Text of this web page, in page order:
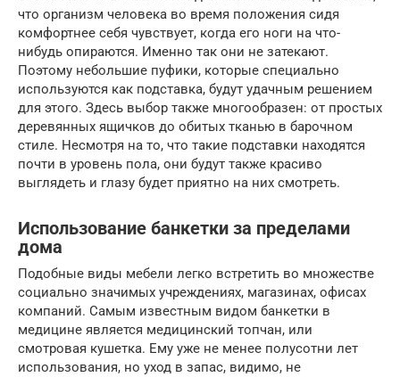
что организм человека во время положения сидя
комфортнее себя чувствует, когда его ноги на что-
нибудь опираются. Именно так они не затекают.
Поэтому небольшие пуфики, которые специально
используются как подставка, будут удачным решением
для этого. Здесь выбор также многообразен: от простых
деревянных ящичков до обитых тканью в барочном
стиле. Несмотря на то, что такие подставки находятся
почти в уровень пола, они будут также красиво
выглядеть и глазу будет приятно на них смотреть.
Использование банкетки за пределами
дома
Подобные виды мебели легко встретить во множестве
социально значимых учреждениях, магазинах, офисах
компаний. Самым известным видом банкетки в
медицине является медицинский топчан, или
смотровая кушетка. Ему уже не менее полусотни лет
использования, но уход в запас, видимо, не